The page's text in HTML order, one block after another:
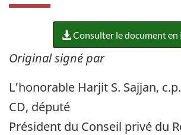
Consulter le document en
Original signé par
L’honorable Harjit S. Sajjan,
CD, député
Président du Conseil privé du